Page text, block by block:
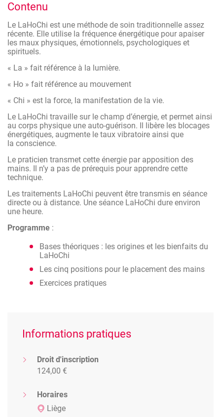
Contenu
Le LaHoChi est une méthode de soin traditionnelle assez
récente. Elle utilise la fréquence énergétique pour apaiser
les maux physiques, émotionnels, psychologiques et
spirituels.
« La » fait référence à la lumière.
« Ho » fait référence au mouvement
« Chi » est la force, la manifestation de la vie.
Le LaHoChi travaille sur le champ d’énergie, et permet ainsi
au corps physique une auto-guérison. Il libère les blocages
énergétiques, augmente le taux vibratoire ainsi que
la conscience.
Le praticien transmet cette énergie par apposition des
mains. Il n’y a pas de prérequis pour apprendre cette
technique.
Les traitements LaHoChi peuvent être transmis en séance
directe ou à distance. Une séance LaHoChi dure environ
une heure.
Programme :
Bases théoriques : les origines et les bienfaits du
LaHoChi
Les cinq positions pour le placement des mains
Exercices pratiques
Informations pratiques
Droit d'inscription
124,00 €
Horaires
Liège